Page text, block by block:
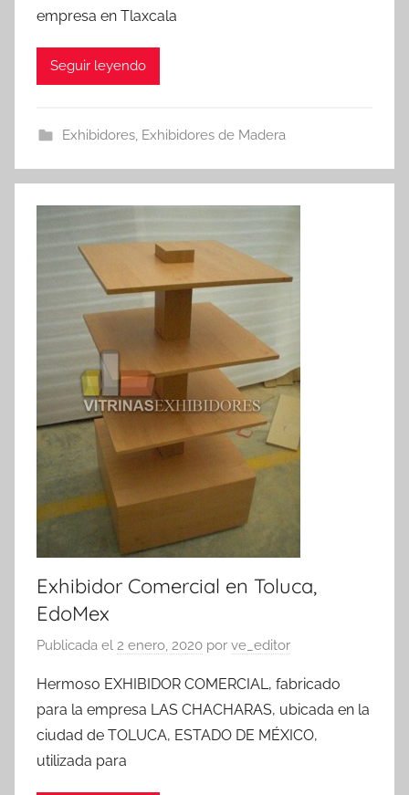
empresa en Tlaxcala
Seguir leyendo
Exhibidores, Exhibidores de Madera
Exhibidor Comercial en Toluca,
EdoMex
Publicada el 2 enero, 2020 por ve_editor
Hermoso EXHIBIDOR COMERCIAL, fabricado
para la empresa LAS CHACHARAS, ubicada en la
ciudad de TOLUCA, ESTADO DE MÉXICO,
utilizada para